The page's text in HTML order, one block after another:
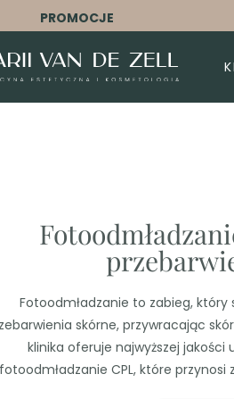
PROMOCJE
Fotoodmładzanie to zabieg,
skórne, przywracając
klinika oferuje najwyższej jakości
fotoodmładzanie CPL, które